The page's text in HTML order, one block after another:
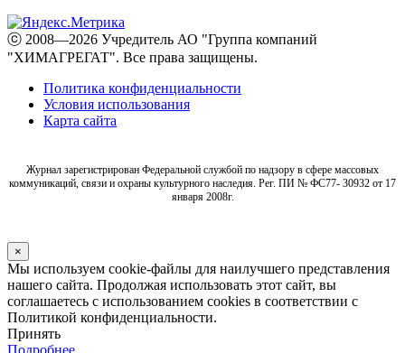
ⓒ 2008—2026 Учредитель АО "Группа компаний
"ХИМАГРЕГАТ". Все права защищены.
Политика конфиденциальности
Условия использования
Карта сайта
Журнал зарегистрирован Федеральной службой по надзору в сфере массовых
коммуникаций, связи и охраны культурного наследия. Рег. ПИ № ФС77- 30932 от 17
января 2008г.
×
Мы используем cookie-файлы для наилучшего представления
нашего сайта. Продолжая использовать этот сайт, вы
соглашаетесь с использованием cookies в соответствии с
Политикой конфиденциальности.
Принять
Подробнее…